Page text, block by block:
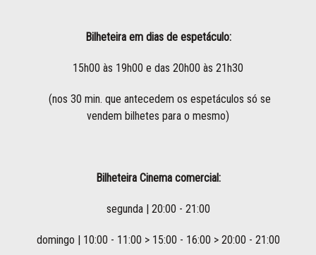
Bilheteira em dias de espetáculo:
15h00 às 19h00 e das 20h00 às 21h30
(nos 30 min. que antecedem os espetáculos só se
vendem bilhetes para o mesmo)
Bilheteira Cinema comercial:
segunda | 20:00 - 21:00
domingo | 10:00 - 11:00 > 15:00 - 16:00 > 20:00 - 21:00